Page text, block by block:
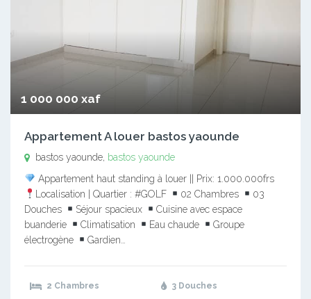
1 000 000 xaf
Appartement A louer bastos yaounde
bastos yaounde, bastos yaounde
Appartement haut standing à louer || Prix: 1.000.000frs
Localisation | Quartier : #GOLF
02 Chambres
03
Douches
Séjour spacieux
Cuisine avec espace
buanderie
Climatisation Eau chaude
Groupe
électrogène
Gardien…
2 Chambres 3 Douches